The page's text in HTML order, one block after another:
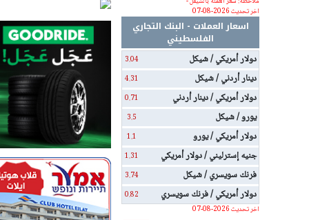
اخر تحديث 2026-08-07
اسعار العملات - البنك التجاري
الفلسطيني
دولار أمريكي / شيكل
3.04
دينار أردني / شيكل 4.31
دولار أمريكي / دينار أردني 0.71
يورو / شيكل 3.5
دولار أمريكي / يورو 1.1
جنيه إسترليني / دولار أمريكي 1.31
فرنك سويسري / شيكل 3.74
دولار أمريكي / فرنك سويسري
0.82
اخر تحديث 2026-08-07